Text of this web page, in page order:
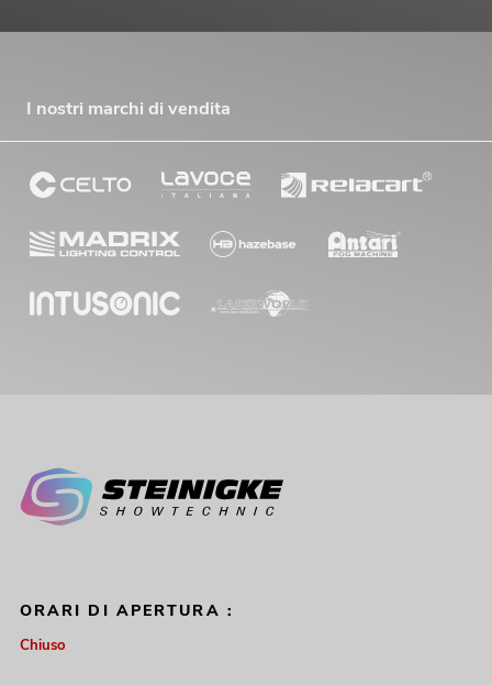
I nostri marchi di vendita
ORARI DI APERTURA :
Chiuso